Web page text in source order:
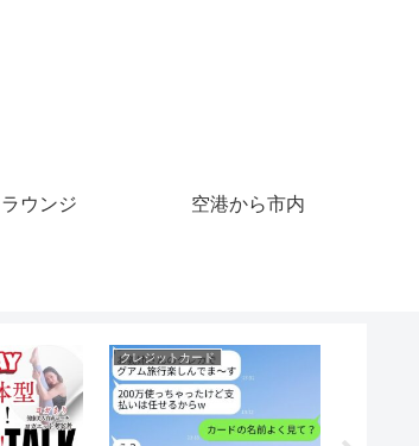
ラウンジ 空港から市内
クレジットカード